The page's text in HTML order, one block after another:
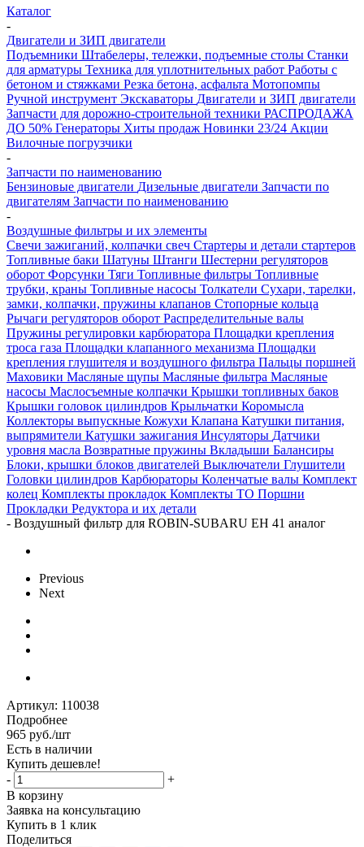
Каталог
-
Двигатели и ЗИП двигатели
Подъемники Штабелеры, тележки, подъемные столы Станки
для арматуры Техника для уплотнительных работ Работы с
бетоном и стяжками Резка бетона, асфальта Мотопомпы
Ручной инструмент Экскаваторы Двигатели и ЗИП двигатели
Запчасти для дорожно-строительной техники РАСПРОДАЖА
ДО 50% Генераторы Хиты продаж Новинки 23/24 Акции
Вилочные погрузчики
-
Запчасти по наименованию
Бензиновые двигатели Дизельные двигатели Запчасти по
двигателям Запчасти по наименованию
-
Воздушные фильтры и их элементы
Свечи зажиганий, колпачки свеч Стартеры и детали стартеров
Топливные баки Шатуны Штанги Шестерни регуляторов
оборот Форсунки Тяги Топливные фильтры Топливные
трубки, краны Топливные насосы Толкатели Сухари, тарелки,
замки, колпачки, пружины клапанов Стопорные кольца
Рычаги регуляторов оборот Распределительные валы
Пружины регулировки карбюратора Площадки крепления
троса газа Площадки клапанного механизма Площадки
крепления глушителя и воздушного фильтра Пальцы поршней
Маховики Масляные щупы Масляные фильтра Масляные
насосы Маслосъемные колпачки Крышки топливных баков
Крышки головок цилиндров Крыльчатки Коромысла
Коллекторы выпускные Кожухи Клапана Катушки питания,
выпрямители Катушки зажигания Инсуляторы Датчики
уровня масла Возвратные пружины Вкладыши Балансиры
Блоки, крышки блоков двигателей Выключатели Глушители
Головки цилиндров Карбюраторы Коленчатые валы Комплект
колец Комплекты прокладок Комплекты ТО Поршни
Прокладки Редуктора и их детали
- Воздушный фильтр для ROBIN-SUBARU EH 41 аналог
Previous
Next
Артикул: 110038
Подробнее
965 руб./шт
Есть в наличии
Купить дешевле!
-
+
В корзину
Заявка на консультацию
Купить в 1 клик
Поделиться